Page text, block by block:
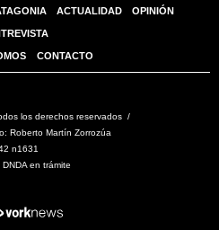
ACTUALIDAD OPINIÓN
CONTACTO
los derechos reservados /
Roberto Martín Zorrozúa
n1631
en trámite